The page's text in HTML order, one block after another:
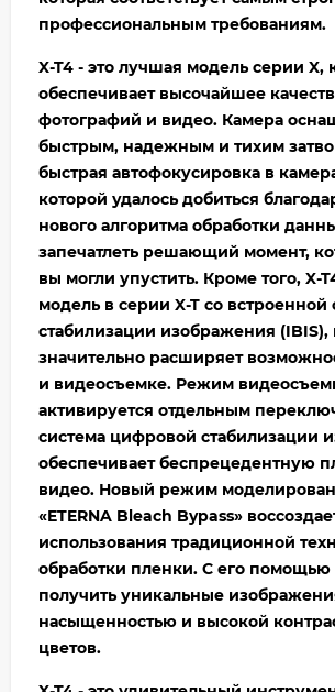
профессиональным требованиям.
X-T4 - это лучшая модель серии X,
обеспечивает высочайшее
фотографий и видео. Камера
быстрым, надежным и тихим
быстрая автофокусировка в
которой удалось добиться
нового алгоритма обработки
запечатлеть решающий момент,
вы могли упустить. Кроме того, X-
модель в серии X-T со встроенной
стабилизации изображения (IBIS),
значительно расширяет
и видеосъемке. Режим
активируется отдельным
система цифровой стабилизации
обеспечивает беспрецедентную
видео. Новый режим
«ETERNA Bleach Bypass»
использования традиционной
обработки пленки. С его
получить уникальные
насыщенностью и высокой
цветов.